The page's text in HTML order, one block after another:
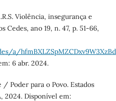
Violência, insegurança e
Cedes, ano 19, n. 47, p. 51-66,
a/
6 abr. 2024.
Poder para o Povo. Estados
2024. Disponível em: